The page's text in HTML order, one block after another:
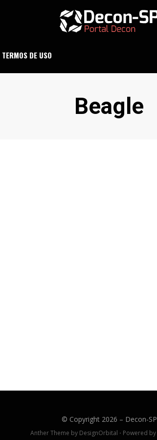
DECON-SP
TERMOS DE USO
Etiqueta
:
Beagle
© Copyright 2026 – Decon-SP
Anther Theme by DesignOrbital ⋅ Powered by